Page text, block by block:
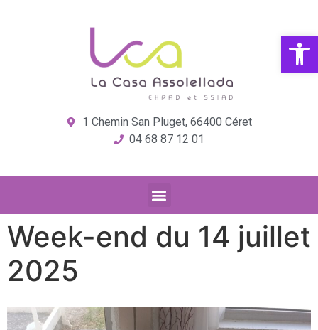
Ouvrir
1 Chemin San Pluget, 66400 Céret
04 68 87 12 01
Week-end du 14 juillet
2025